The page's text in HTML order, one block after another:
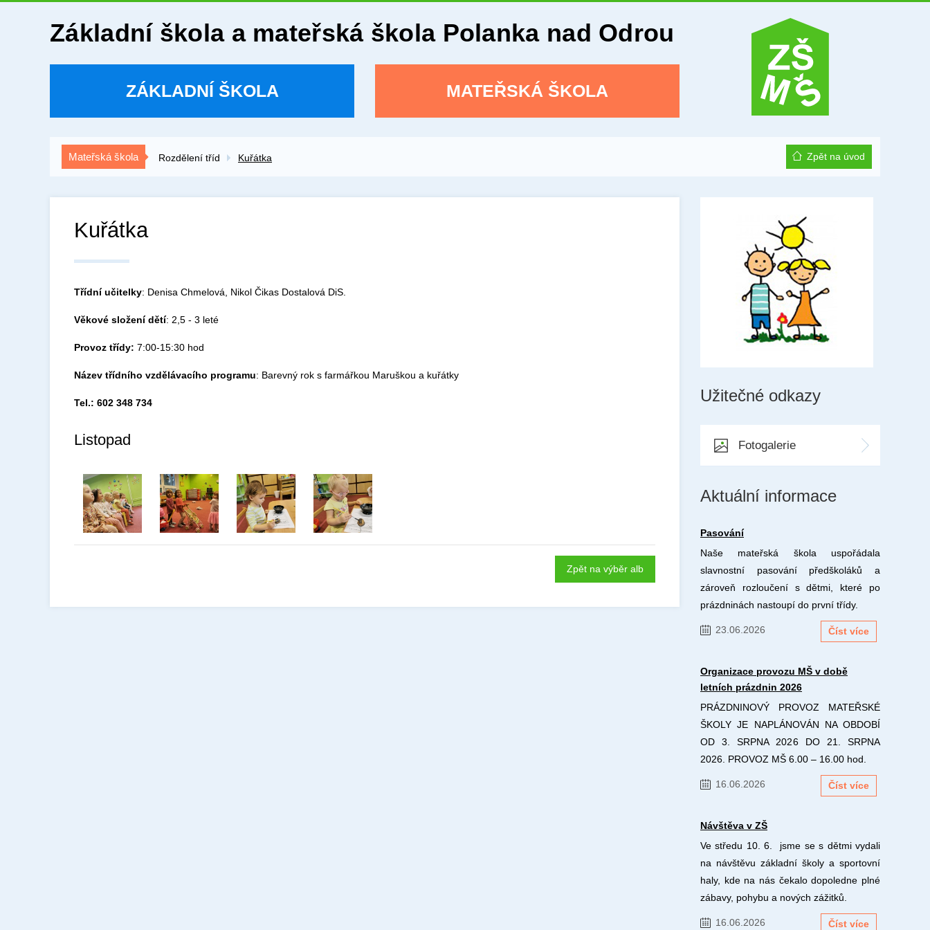
Základní škola a mateřská škola Polanka nad Odrou
ZÁKLADNÍ ŠKOLA MATEŘSKÁ ŠKOLA
Mateřská škola Rozdělení tříd Kuřátka Zpět na úvod
Kuřátka
Třídní učitelky: Denisa Chmelová, Nikol Čikas Dostalová DiS.
Věkové složení dětí: 2,5 - 3 leté
Provoz třídy: 7:00-15:30 hod
Název třídního vzdělávacího programu: Barevný rok s farmářkou Maruškou a kuřátky
Tel.: 602 348 734
Listopad
Zpět na výběr alb
Užitečné odkazy
Fotogalerie
Aktuální informace
Pasování
Naše mateřská škola uspořádala
slavnostní pasování předškoláků a
zároveň rozloučení s dětmi, které po
prázdninách nastoupí do první třídy.
23.06.2026 Číst více
Organizace provozu MŠ v době
letních prázdnin 2026
PRÁZDNINOVÝ PROVOZ MATEŘSKÉ
ŠKOLY JE NAPLÁNOVÁN NA OBDOBÍ
OD 3. SRPNA 2026 DO 21. SRPNA
2026. PROVOZ MŠ 6.00 – 16.00 hod.
16.06.2026 Číst více
Návštěva v ZŠ
Ve středu 10. 6. jsme se s dětmi vydali
na návštěvu základní školy a sportovní
haly, kde na nás čekalo dopoledne plné
zábavy, pohybu a nových zážitků.
16.06.2026 Číst více